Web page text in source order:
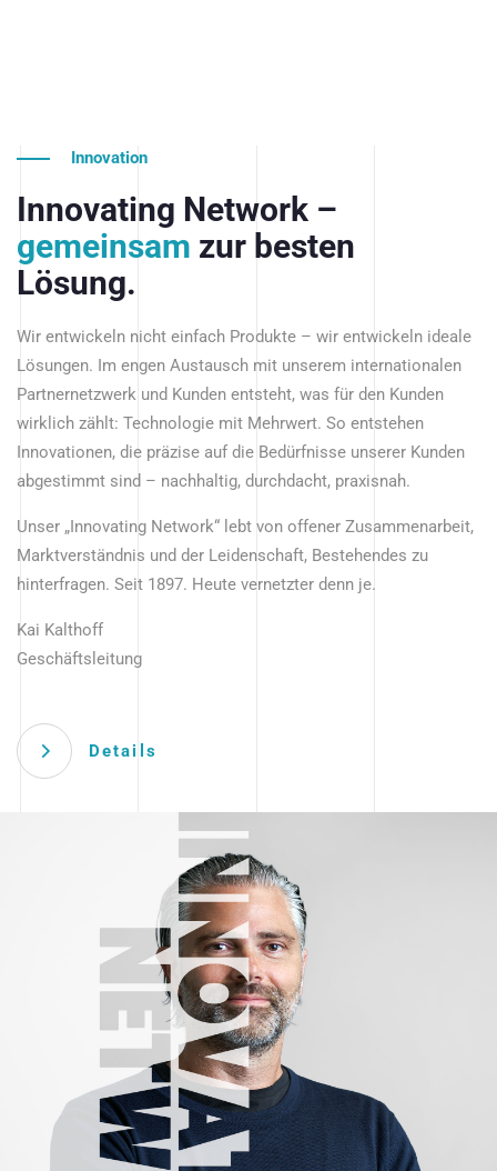
Innovation
Innovating Network –
gemeinsam zur besten
Lösung.
Wir entwickeln nicht einfach Produkte – wir entwickeln ideale
Lösungen. Im engen Austausch mit unserem internationalen
Partnernetzwerk und Kunden entsteht, was für den Kunden
wirklich zählt: Technologie mit Mehrwert. So entstehen
Innovationen, die präzise auf die Bedürfnisse unserer Kunden
abgestimmt sind – nachhaltig, durchdacht, praxisnah.
Unser „Innovating Network“ lebt von offener Zusammenarbeit,
Marktverständnis und der Leidenschaft, Bestehendes zu
hinterfragen. Seit 1897. Heute vernetzter denn je.
Kai Kalthoff
Geschäftsleitung
Details